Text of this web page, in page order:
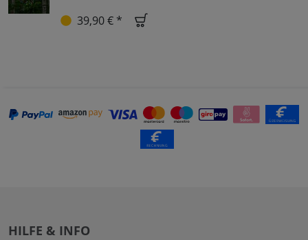
39,90 € *
HILFE & INFO